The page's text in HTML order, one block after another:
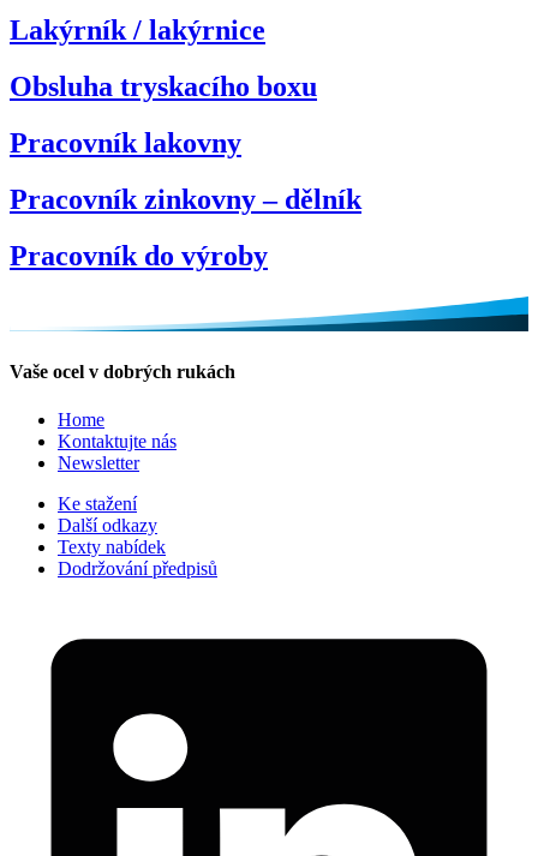
Lakýrník / lakýrnice
Obsluha tryskacího boxu
Pracovník lakovny
Pracovník zinkovny – dělník
Pracovník do výroby
Vaše ocel v dobrých rukách
Home
Kontaktujte nás
Newsletter
Ke stažení
Další odkazy
Texty nabídek
Dodržování předpisů